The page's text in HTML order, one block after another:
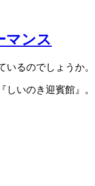
マンス
いるのでしょうか。
いのき迎賓館』。